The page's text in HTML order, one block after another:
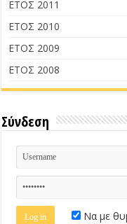
ΕΤΟΣ 2011
ΕΤΟΣ 2010
ΕΤΟΣ 2009
ΕΤΟΣ 2008
Σύνδεση
Να με